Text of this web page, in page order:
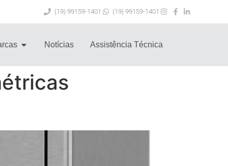
(19) 99159-1401 (19) 99159-1401
Notícias Assistência Técnica